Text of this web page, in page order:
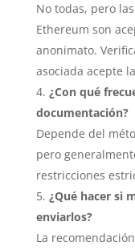
No todas, pero
Ethereum son
anonimato.
asociada acepte
¿Con qué
documentación?
Depende del
pero
restricciones
¿Qué hacer si
enviarlos?
La